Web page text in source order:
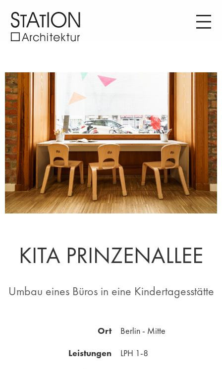
KITA PRINZENALLEE
Umbau eines Büros in eine Kindertagesstätte
Ort
Berlin - Mitte
Leistungen
LPH 1-8